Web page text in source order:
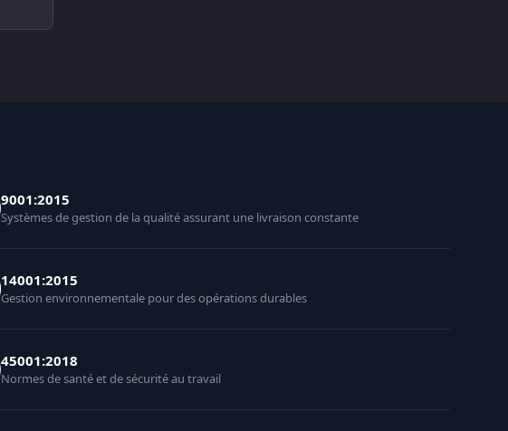
9001:2015
Systèmes de gestion de la qualité assurant une livraison constante
14001:2015
Gestion environnementale pour des opérations durables
45001:2018
Normes de santé et de sécurité au travail